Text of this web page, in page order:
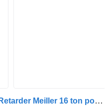
IVECO X-WAY AD280X42Y Retarder Meiller 16 ton portaalarmsysteem NEW &